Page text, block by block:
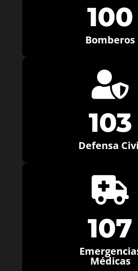
100
Bomberos

103
Defensa

107
Médicas